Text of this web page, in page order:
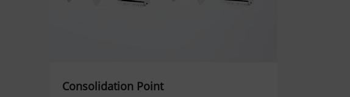
Consolidation Point